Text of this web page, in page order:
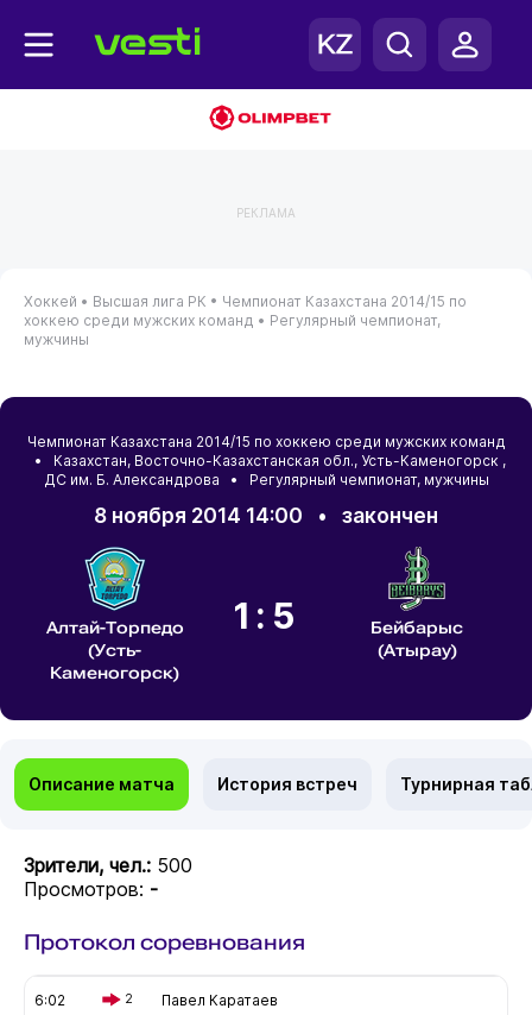
РЕКЛАМА
Хоккей • Высшая лига РК • Чемпионат Казахстана 2014/15 по
хоккею среди мужских команд • Регулярный чемпионат,
мужчины
Чемпионат Казахстана 2014/15 по хоккею среди мужских команд
• Казахстан, Восточно-Казахстанская обл., Усть-Каменогорск ,
ДС им. Б. Александрова • Регулярный чемпионат, мужчины
8 ноября 2014 14:00 • закончен
Алтай-Торпедо
(Усть-
Каменогорск)
1:5
Бейбарыс
(Атырау)
Описание матча История встреч Турнирная
Зрители, чел.: 500
Просмотров: -
Протокол соревнования
6:02 2 Павел Каратаев